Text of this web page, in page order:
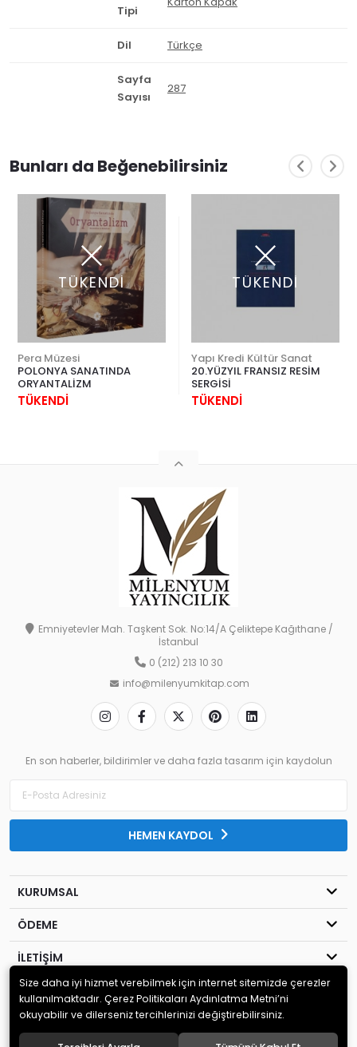
Tipi
Dil Türkçe
Sayfa
Sayısı
287
Bunları da Beğenebilirsiniz
TÜKENDİ
Pera Müzesi
POLONYA SANATINDA
ORYANTALİZM
TÜKENDİ
TÜKENDİ
Yapı Kredi Kültür Sanat
20.YÜZYIL FRANSIZ RESİM
SERGİSİ
TÜKENDİ
Emniyetevler Mah. Taşkent Sok. No:14/A Çeliktepe Kağıthane /
İstanbul
0 (212) 213 10 30
info@milenyumkitap.com
En son haberler, bildirimler ve daha fazla tasarım için kaydolun
HEMEN KAYDOL
KURUMSAL
ÖDEME
İLETİŞİM
© 2020MİLENYUM YAYINCILIK. Tüm hakları saklıdır.
Size daha iyi hizmet verebilmek için internet sitemizde çerezler
kullanılmaktadır. Çerez Politikaları Aydınlatma Metni’ni
okuyabilir ve dilerseniz tercihlerinizi değiştirebilirsiniz.